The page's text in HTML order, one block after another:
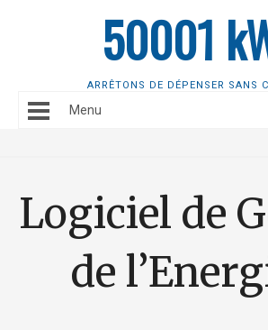
50001
ARRÊTONS DE DÉPENSER SANS
Menu
Logiciel de
de